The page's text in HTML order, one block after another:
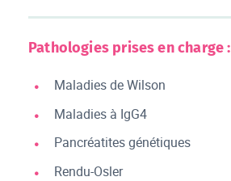
Pathologies prises en charge :
Maladies de Wilson
Maladies à IgG4
Pancréatites génétiques
Rendu-Osler